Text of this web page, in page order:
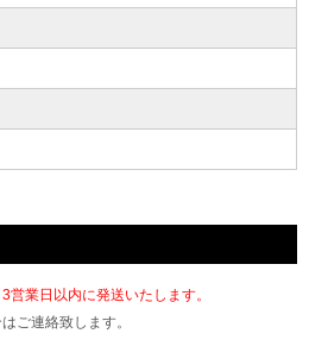
3営業日以内に発送いたします。
ご連絡致します。